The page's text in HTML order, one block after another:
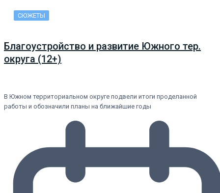
СЮЖЕТЫ
Благоустройство и развитие Южного тер.
округа (12+)
В Южном территориальном округе подвели итоги проделанной
работы и обозначили планы на ближайшие годы